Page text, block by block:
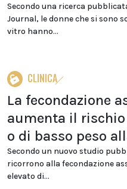
Secondo una ricerca
Journal, le donne che si sono
vitro hanno...
CLINICA
La fecondazione
aumenta il
o di basso peso
Secondo un nuovo studio
ricorrono alla fecondazione
elevato di...